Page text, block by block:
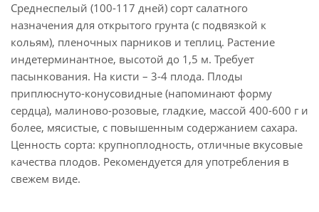
Среднеспелый (100-117 дней) сорт салатного
назначения для открытого грунта (с подвязкой к
кольям), пленочных парников и теплиц. Растение
индетерминантное, высотой до 1,5 м. Требует
пасынкования. На кисти – 3-4 плода. Плоды
приплюснуто-конусовидные (напоминают форму
сердца), малиново-розовые, гладкие, массой 400-600 г и
более, мясистые, с повышенным содержанием сахара.
Ценность сорта: крупноплодность, отличные вкусовые
качества плодов. Рекомендуется для употребления в
свежем виде.